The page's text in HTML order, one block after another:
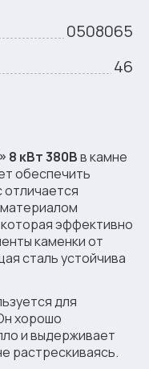
0508065
46
8 кВт 380Вв камне
обеспечить
отличается
эффективно
каменки от
сталь устойчива
для
хорошо
и выдерживает
растрескиваясь.